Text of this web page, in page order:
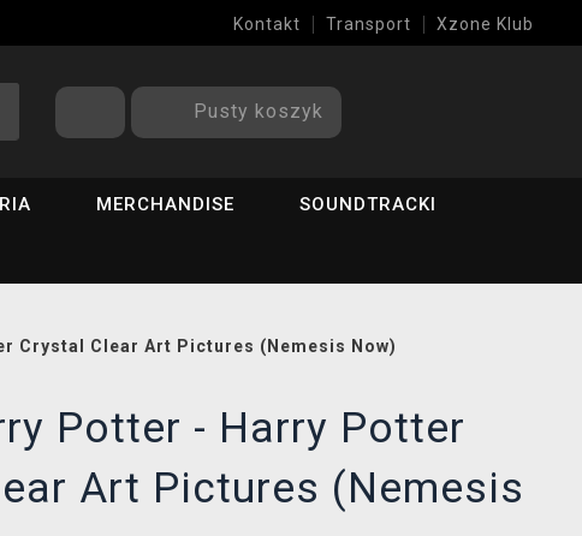
Kontakt Transport Xzone Klub
Pusty koszyk
MERCHANDISE SOUNDTRACKI
Crystal Clear Art Pictures (Nemesis Now)
Potter - Harry Potter
Art Pictures (Nemesis